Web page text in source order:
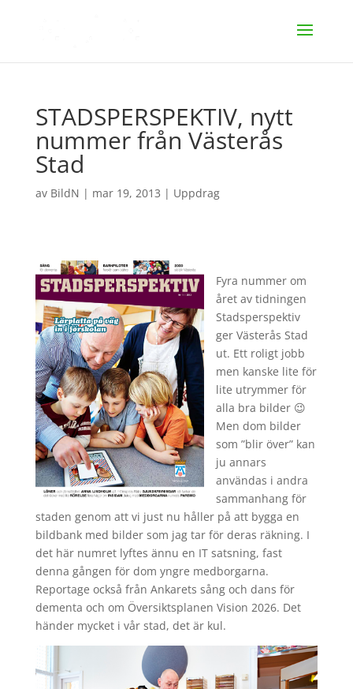
STADSPERSPEKTIV, nytt
nummer från Västerås
Stad
av BildN | mar 19, 2013 | Uppdrag
Fyra nummer om
året av tidningen
Stadsperspektiv
ger Västerås Stad
ut. Ett roligt jobb
men kanske lite för
lite utrymmer för
alla bra bilder 😉
Men dom bilder
som ”blir över” kan
ju annars
användas i andra
sammanhang för
staden genom att vi just nu håller på att bygga en
bildbank med bilder som jag tar för deras räkning. I
det här numret lyftes ännu en IT satsning, fast
denna gången för dom yngre medborgarna.
Reportage också från Ankarets sång och dans för
dementa och om Översiktsplanen Vision 2026. Det
händer mycket i vår stad, det är kul.